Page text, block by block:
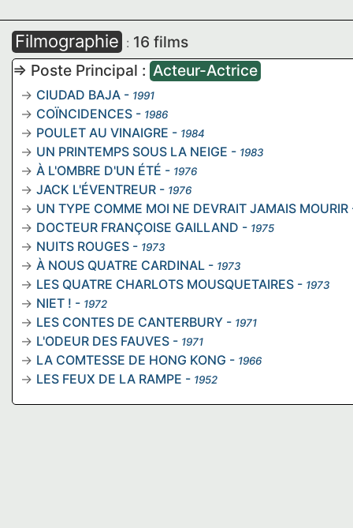
Filmographie : 16 films
=> Poste Principal : Acteur-Actrice
CIUDAD BAJA - 1991
COÏNCIDENCES - 1986
POULET AU VINAIGRE - 1984
UN PRINTEMPS SOUS LA NEIGE - 1983
À L'OMBRE D'UN ÉTÉ - 1976
JACK L'ÉVENTREUR - 1976
UN TYPE COMME MOI NE DEVRAIT JAMAIS MOURIR
DOCTEUR FRANÇOISE GAILLAND - 1975
NUITS ROUGES - 1973
À NOUS QUATRE CARDINAL - 1973
LES QUATRE CHARLOTS MOUSQUETAIRES - 1973
NIET ! - 1972
LES CONTES DE CANTERBURY - 1971
L'ODEUR DES FAUVES - 1971
LA COMTESSE DE HONG KONG - 1966
LES FEUX DE LA RAMPE - 1952